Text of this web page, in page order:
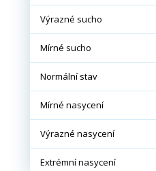
Výrazné sucho
Mírné sucho
Normální stav
Mírné nasycení
Výrazné nasycení
Extrémní nasycení